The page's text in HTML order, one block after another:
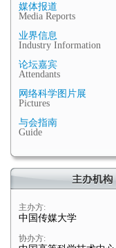
媒体报道
Media Reports
业界信息
Industry Information
论坛嘉宾
Attendants
网络科学图片展
Pictures
与会指南
Guide
主办方:
中国传媒大学
协办方: